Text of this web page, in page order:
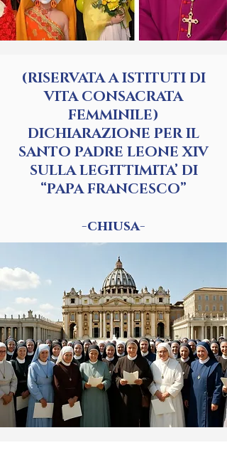
(RISERVATA A ISTITUTI DI
VITA CONSACRATA
FEMMINILE)
DICHIARAZIONE PER IL
SANTO PADRE LEONE XIV
SULLA LEGITTIMITA’ DI
“PAPA FRANCESCO”
-chiusa-